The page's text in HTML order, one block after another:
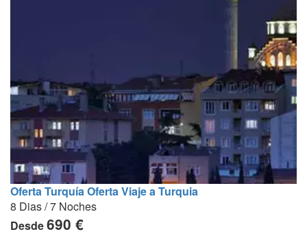
Oferta Turquía Oferta Viaje a Turquia
8 Dias / 7 Noches
Desde690 €